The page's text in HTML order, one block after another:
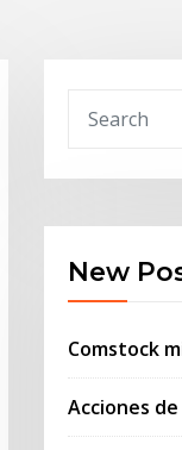
New
Comstock
Acciones